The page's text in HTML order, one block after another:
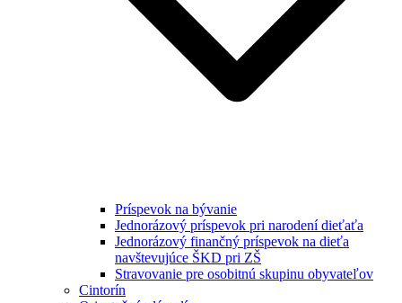
Príspevok na bývanie
Jednorázový príspevok pri narodení dieťaťa
Jednorázový finančný príspevok na dieťa
navštevujúce ŠKD pri ZŠ
Stravovanie pre osobitnú skupinu obyvateľov
Cintorín